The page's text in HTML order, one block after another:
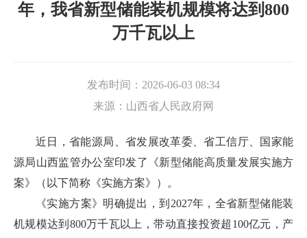
年，我省新型储能装机规模将达到800
万千瓦以上
发布时间： 2026-06-03 08:34
来源： 山西省人民政府网
近日，省能源局、省发展改革委、省工信厅、国家能
源局山西监管办公室印发了《新型储能高质量发展实施方
案》（以下简称《实施方案》）。
《实施方案》明确提出，到2027年，全省新型储能装
机规模达到800万千瓦以上，带动直接投资超100亿元，产